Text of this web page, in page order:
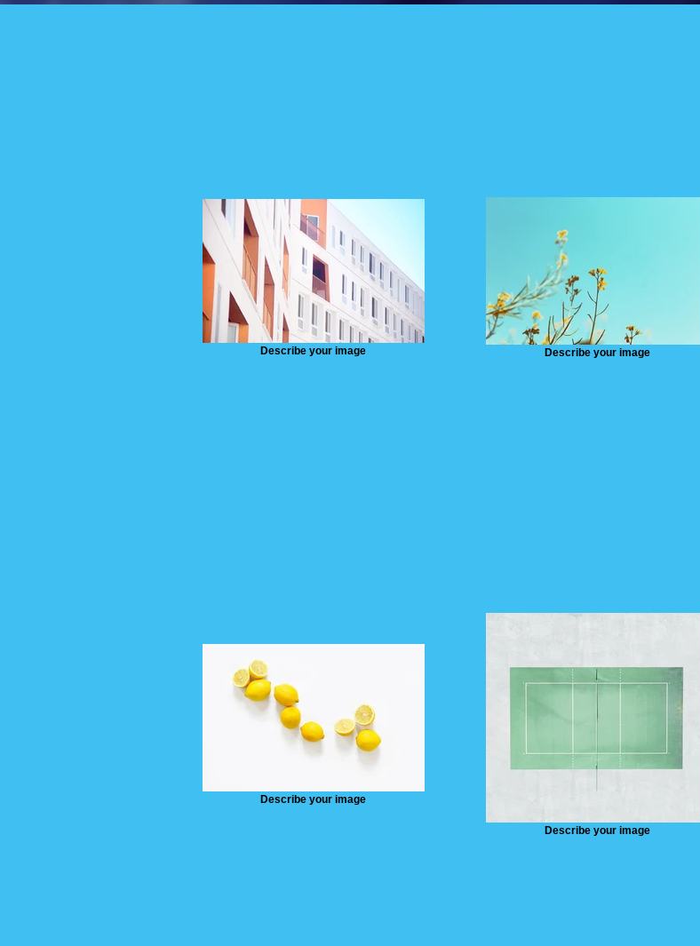
Describe your image Describe your image
Describe your image
Describe your image